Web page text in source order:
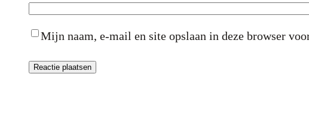
Mijn naam, e-mail en site opslaan in deze browser